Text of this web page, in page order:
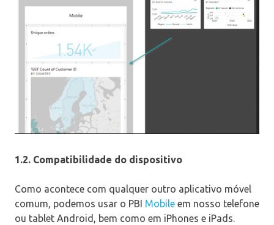
1.2. Compatibilidade do dispositivo
Como acontece com qualquer outro aplicativo móvel
comum, podemos usar o PBI Mobile em nosso telefone
ou tablet Android, bem como em iPhones e iPads.